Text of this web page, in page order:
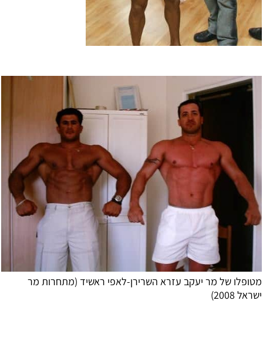
מטופלו של מר יעקב עזרא השרירן-לאפי ראשיד (מתחרות מר
ישראל 2008)